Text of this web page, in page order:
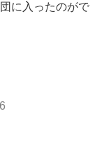
に入ったのがで